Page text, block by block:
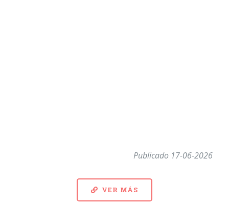
Publicado 17-06-2026
VER MÁS